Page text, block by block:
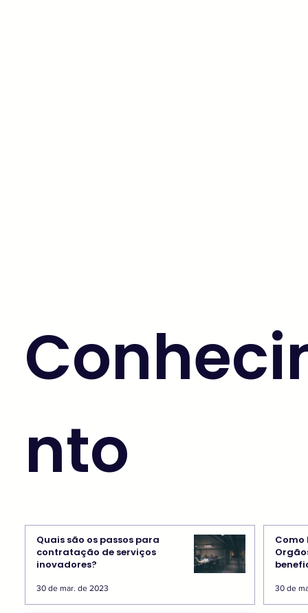
nto
Quais são os passos para
contratação de serviços
inovadores?
30 de mar. de 2023
Como
30 de